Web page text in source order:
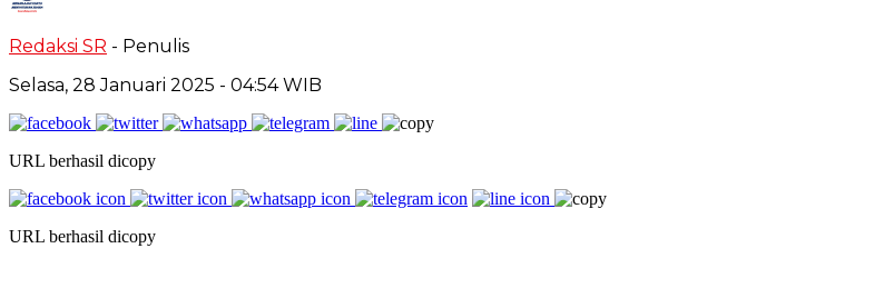
Redaksi SR - Penulis
Selasa, 28 Januari 2025 - 04:54 WIB
URL berhasil dicopy
URL berhasil dicopy